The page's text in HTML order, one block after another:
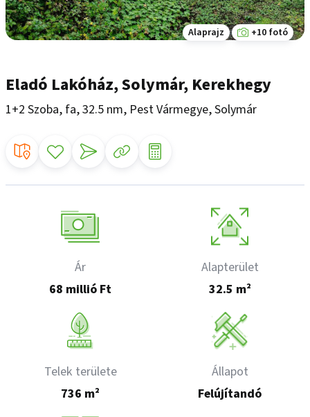
Alaprajz +10 fotó
Eladó Lakóház, Solymár, Kerekhegy
1+2 Szoba, fa, 32.5 nm, Pest Vármegye, Solymár
Ár
68 millió Ft
Alapterület
32.5 m²
Telek területe
736 m²
Állapot
Felújítandó